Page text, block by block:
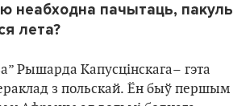
неабходна пачытаць, пакуль
лета?
Рышарда Капусцінскага– гэта
з польскай. Ён быў першым